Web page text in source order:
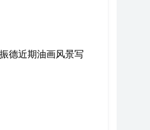
德近期油画风景写